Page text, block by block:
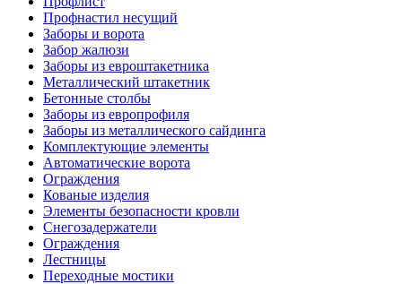
Профнастил несущий
Заборы и ворота
Забор жалюзи
Заборы из евроштакетника
Металлический штакетник
Бетонные столбы
Заборы из европрофиля
Заборы из металлического сайдинга
Комплектующие элементы
Автоматические ворота
Ограждения
Кованые изделия
Элементы безопасности кровли
Снегозадержатели
Ограждения
Лестницы
Переходные мостики